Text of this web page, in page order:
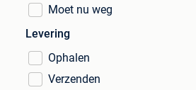
Moet nu weg
Levering
Ophalen
Verzenden